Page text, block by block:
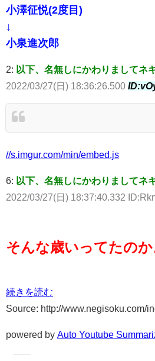
小澤征悦(2度目)
↓
小泉進次郎
2: 以下、名無しにかわりましてネ
2022/03/27(日) 18:36:26.500
//s.imgur.com/min/embed.js
6: 以下、名無しにかわりましてネ
2022/03/27(日) 18:37:40.332
そんな歳いってたのか
続きを読む
Source: http://www.negisoku.com/
powered by Auto Youtube